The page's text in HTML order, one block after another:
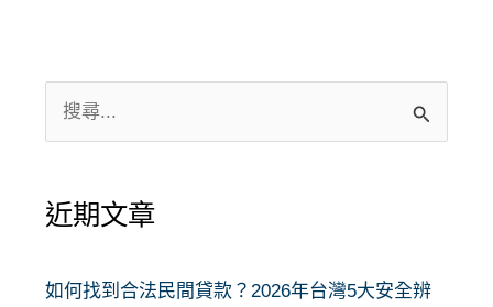
尋
鍵
:
近期文章
如何找到合法民間貸款？2026年台灣5大安全辨